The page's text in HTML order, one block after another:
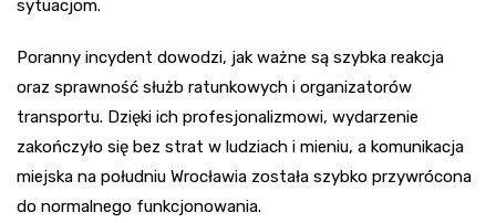
sytuacjom.
Poranny incydent dowodzi, jak ważne są szybka reakcja
oraz sprawność służb ratunkowych i organizatorów
transportu. Dzięki ich profesjonalizmowi, wydarzenie
zakończyło się bez strat w ludziach i mieniu, a komunikacja
miejska na południu Wrocławia została szybko przywrócona
do normalnego funkcjonowania.